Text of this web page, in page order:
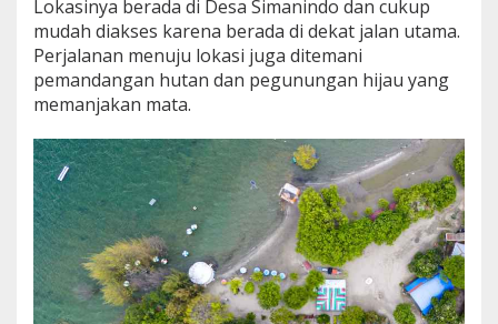
Lokasinya berada di Desa Simanindo dan cukup
mudah diakses karena berada di dekat jalan utama.
Perjalanan menuju lokasi juga ditemani
pemandangan hutan dan pegunungan hijau yang
memanjakan mata.